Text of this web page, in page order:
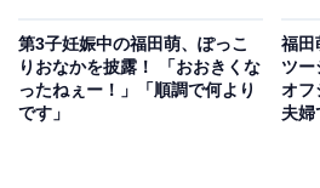
第3子妊娠中の福田萌、ぽっこ
りおなかを披露！ 「おおきくな
ったねぇー！」「順調で何より
です」
福田
ツー
オフ
夫婦